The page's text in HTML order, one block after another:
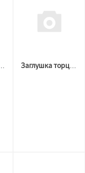
Заглушка торцевая BORZZ LIGHT 30 Черная